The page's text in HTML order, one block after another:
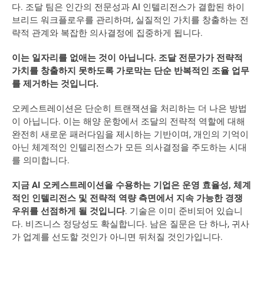
다. 조달 팀은 인간의 전문성과 AI 인텔리전스가 결합된 하이
브리드 워크플로우를 관리하며, 실질적인 가치를 창출하는 전
략적 관계와 복잡한 의사결정에 집중하게 됩니다.
이는 일자리를 없애는 것이 아닙니다. 조달 전문가가 전략적
가치를 창출하지 못하도록 가로막는 단순 반복적인 조율 업무
를 제거하는 것입니다.
오케스트레이션은 단순히 트랜잭션을 처리하는 더 나은 방법
이 아닙니다. 이는 해양 운항에서 조달의 전략적 역할에 대해
완전히 새로운 패러다임을 제시하는 기반이며, 개인의 기억이
아닌 체계적인 인텔리전스가 모든 의사결정을 주도하는 시대
를 의미합니다.
지금 AI 오케스트레이션을 수용하는 기업은 운영 효율성, 체계
적인 인텔리전스 및 전략적 역량 측면에서 지속 가능한 경쟁
우위를 선점하게 될 것입니다. 기술은 이미 준비되어 있습니
다. 비즈니스 정당성도 확실합니다. 남은 질문은 단 하나, 귀사
가 업계를 선도할 것인가 아니면 뒤처질 것인가입니다.